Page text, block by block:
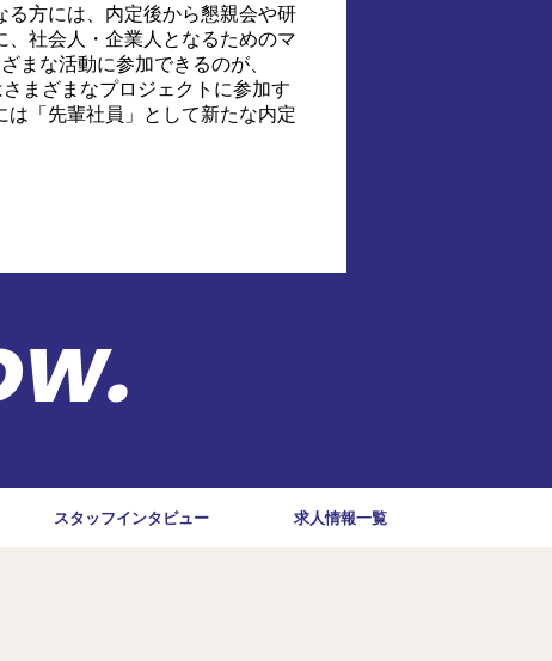
方には、内定後から懇親会や研
社会人・企業人となるためのマ
まな活動に参加できるのが、
まざまなプロジェクトに参加す
「先輩社員」として新たな内定
スタッフインタビュー 求人情報一覧